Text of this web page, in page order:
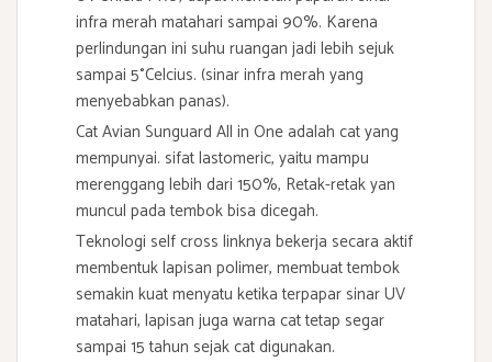
infra merah matahari sampai 90%. Karena
perlindungan ini suhu ruangan jadi lebih sejuk
sampai 5°Celcius. (sinar infra merah yang
menyebabkan panas).
Cat Avian Sunguard All in Oneadalah cat yang
mempunyai. sifat lastomeric, yaitu mampu
merenggang lebih dari 150%, Retak-retak yan
muncul pada tembok bisa dicegah.
Teknologi self cross linknya bekerja secara aktif
membentuk lapisan polimer, membuat tembok
semakin kuat menyatu ketika terpapar sinar UV
matahari, lapisan juga warna cat tetap segar
sampai 15 tahun sejak cat digunakan.